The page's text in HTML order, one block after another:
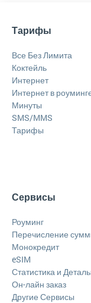
Тарифы
Все Без Лимита
Коктейль
Интернет
Интернет в
Минуты
SMS/MMS
Тарифы
Сервисы
Роуминг
Перечисление
Монокредит
eSIM
Статистика и
Он-лайн заказ
Другие Сервисы